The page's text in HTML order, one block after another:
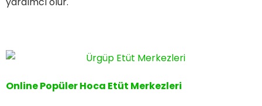
Online Popüler Hoca Etüt Merkezleri